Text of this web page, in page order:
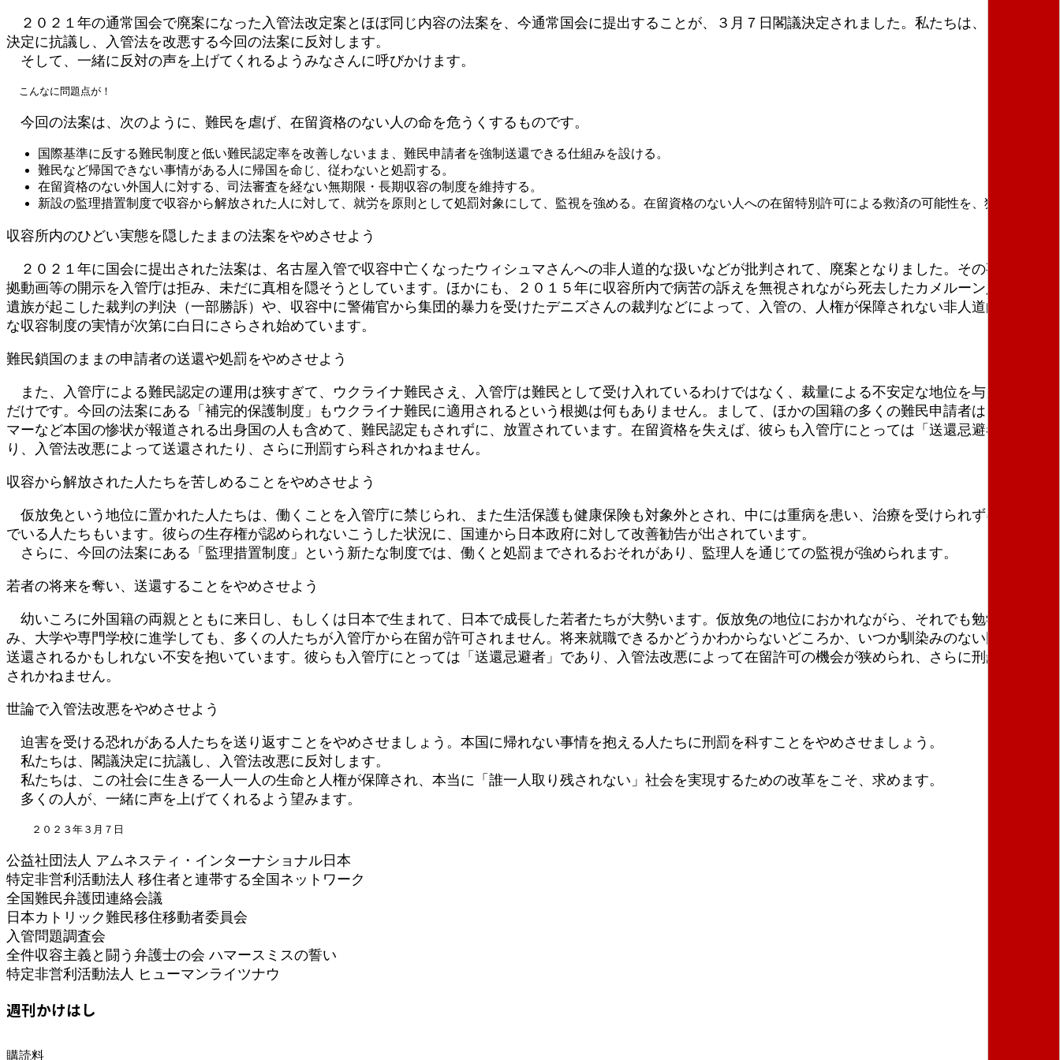
:
２０２１年の通常国会で廃案になった入管法改定案とほぼ同じ内容の法案を、今通常国会に提出することが、３月７日閣議決定されました。私たちは、この閣議
決定に抗議し、入管法を改悪する今回の法案に反対します。
そして、一緒に反対の声を上げてくれるようみなさんに呼びかけます。
  こんなに問題点が！
今回の法案は、次のように、難民を虐げ、在留資格のない人の命を危うくするものです。
国際基準に反する難民制度と低い難民認定率を改善しないまま、難民申請者を強制送還できる仕組みを設ける。
難民など帰国できない事情がある人に帰国を命じ、従わないと処罰する。
在留資格のない外国人に対する、司法審査を経ない無期限・長期収容の制度を維持する。
新設の監理措置制度で収容から解放された人に対して、就労を原則として処罰対象にして、監視を強める。在留資格のない人への在留特別許可による救済の可能性を、狭める。
収容所内のひどい実態を隠したままの法案をやめさせよう
２０２１年に国会に提出された法案は、名古屋入管で収容中亡くなったウィシュマさんへの非人道的な扱いなどが批判されて、廃案となりました。その事件の証
拠動画等の開示を入管庁は拒み、未だに真相を隠そうとしています。ほかにも、２０１５年に収容所内で病苦の訴えを無視されながら死去したカメルーン人男性の
遺族が起こした裁判の判決（一部勝訴）や、収容中に警備官から集団的暴力を受けたデニズさんの裁判などによって、入管の、人権が保障されない非人道的で過酷
な収容制度の実情が次第に白日にさらされ始めています。
難民鎖国のままの申請者の送還や処罰をやめさせよう
また、入管庁による難民認定の運用は狭すぎて、ウクライナ難民さえ、入管庁は難民として受け入れているわけではなく、裁量による不安定な地位を与えている
だけです。今回の法案にある「補完的保護制度」もウクライナ難民に適用されるという根拠は何もありません。まして、ほかの国籍の多くの難民申請者は、ミャン
マーなど本国の惨状が報道される出身国の人も含めて、難民認定もされずに、放置されています。在留資格を失えば、彼らも入管庁にとっては「送還忌避者」とな
り、入管法改悪によって送還されたり、さらに刑罰すら科されかねません。
収容から解放された人たちを苦しめることをやめさせよう
仮放免という地位に置かれた人たちは、働くことを入管庁に禁じられ、また生活保護も健康保険も対象外とされ、中には重病を患い、治療を受けられずに苦しん
でいる人たちもいます。彼らの生存権が認められないこうした状況に、国連から日本政府に対して改善勧告が出されています。
さらに、今回の法案にある「監理措置制度」という新たな制度では、働くと処罰までされるおそれがあり、監理人を通じての監視が強められます。
若者の将来を奪い、送還することをやめさせよう
幼いころに外国籍の両親とともに来日し、もしくは日本で生まれて、日本で成長した若者たちが大勢います。仮放免の地位におかれながら、それでも勉学に励
み、大学や専門学校に進学しても、多くの人たちが入管庁から在留が許可されません。将来就職できるかどうかわからないどころか、いつか馴染みのない国籍国に
送還されるかもしれない不安を抱いています。彼らも入管庁にとっては「送還忌避者」であり、入管法改悪によって在留許可の機会が狭められ、さらに刑罰すら科
されかねません。
世論で入管法改悪をやめさせよう
迫害を受ける恐れがある人たちを送り返すことをやめさせましょう。本国に帰れない事情を抱える人たちに刑罰を科すことをやめさせましょう。
私たちは、閣議決定に抗議し、入管法改悪に反対します。
私たちは、この社会に生きる一人一人の生命と人権が保障され、本当に「誰一人取り残されない」社会を実現するための改革をこそ、求めます。
多くの人が、一緒に声を上げてくれるよう望みます。
    ２０２３年３月７日
公益社団法人 アムネスティ・インターナショナル日本
特定非営利活動法人 移住者と連帯する全国ネットワーク
全国難民弁護団連絡会議
日本カトリック難民移住移動者委員会
入管問題調査会
全件収容主義と闘う弁護士の会 ハマースミスの誓い
特定非営利活動法人 ヒューマンライツナウ
週刊かけはし
購読料